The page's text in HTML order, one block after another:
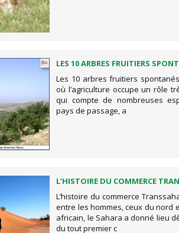
LES 10 ARBRES FRUITIERS
Les 10 arbres fruitiers
où l’agriculture occupe un rôle
qui compte de nombreuses
pays de passage, a
L’HISTOIRE DU COMMERCE
L’histoire du commerce
entre les hommes, ceux du nord
africain, le Sahara a donné lieu
du tout premier c